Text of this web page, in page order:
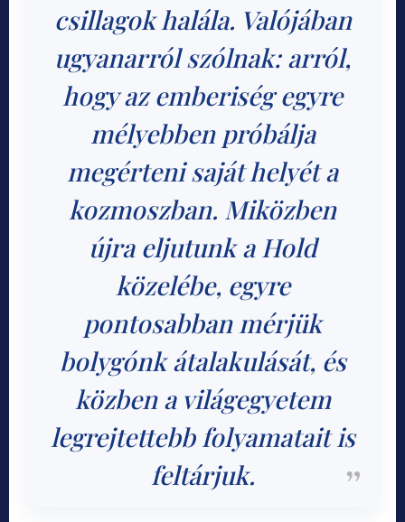
csillagok halála. Valójában
ugyanarról szólnak: arról,
hogy az emberiség egyre
mélyebben próbálja
megérteni saját helyét a
kozmoszban. Miközben
újra eljutunk a Hold
közelébe, egyre
pontosabban mérjük
bolygónk átalakulását, és
közben a világegyetem
legrejtettebb folyamatait is
feltárjuk.